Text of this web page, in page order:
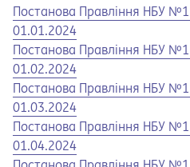
Opens in a new tab
Opens a pdf
Постанова Правління НБУ
01.01.2024
Opens in a new tab
Opens a pdf
Постанова Правління НБУ
01.02.2024
Opens in a new tab
Opens a pdf
Постанова Правління НБУ
01.03.2024
Opens in a new tab
Opens a pdf
Постанова Правління НБУ
01.04.2024
Opens in a new tab
Opens a pdf